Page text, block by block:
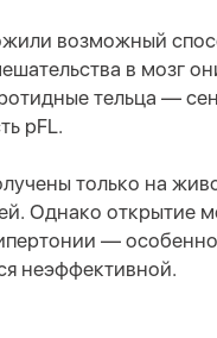
возможный
в мозг
тельца —
pFL.
только на
Однако открытие
— особенно
неэффективной.